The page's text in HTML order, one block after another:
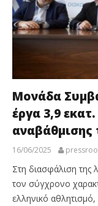
Μονάδα
έργα 3,9
16/06/2025
Στη διασφάλιση της
τον σύγχρονο
ελληνικό